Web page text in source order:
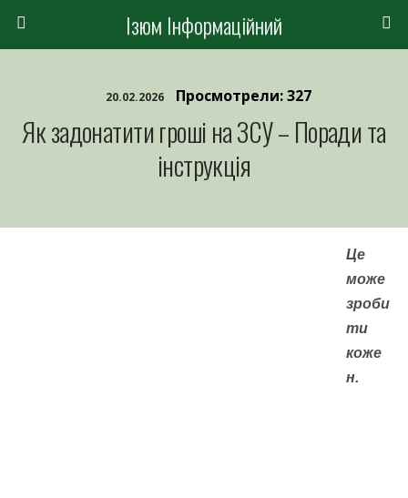
Ізюм Інформаційний
20.02.2026 Просмотрели: 327
Як задонатити гроші на ЗСУ – Поради та
інструкція
Це
може
зроби
ти
коже
н.